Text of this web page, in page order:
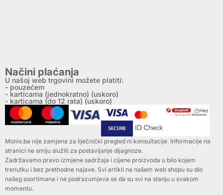
Načini plaćanja
U našoj web trgovini možete platiti:
- pouzećem
- karticama (jednokratno) (uskoro)
- karticama (do 12 rata) (uskoro)
Monis.ba nije zamjena za liječnički pregled ni konsultacije. Informacije na
stranici ne smiju služiti za postavljanje dijagnoze.
Zadržavamo pravo izmjene sadržaja i cijene proizvoda u bilo kojem
trenutku i bez prethodne najave. Svi artikli na našem web shopu su dio
našeg asortimana i ne podrazumjeva se da su svi na stanju u svakom
momentu.